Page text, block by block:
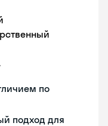
по
подход для